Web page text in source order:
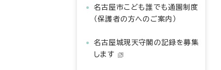
名古屋市こども誰でも通園制度
（保護者の方へのご案内）
名古屋城現天守閣の記録を募集
します